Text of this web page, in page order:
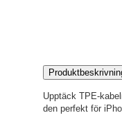
Upptäck TPE-
den perfekt för